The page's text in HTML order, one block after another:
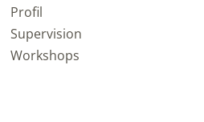
Profil
Supervision
Workshops